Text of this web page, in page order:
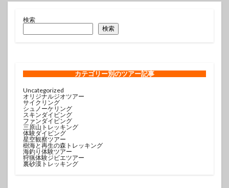
検索
検索
カテゴリー別のツアー記事
Uncategorized
オリジナルジオツアー
サイクリング
シュノーケリング
スキンダイビング
ファンダイビング
三原山トレッキング
体験ダイビング
星空観察ツアー
樹海と再生の森トレッキング
海釣り体験ツアー
狩猟体験ジビエツアー
裏砂漠トレッキング